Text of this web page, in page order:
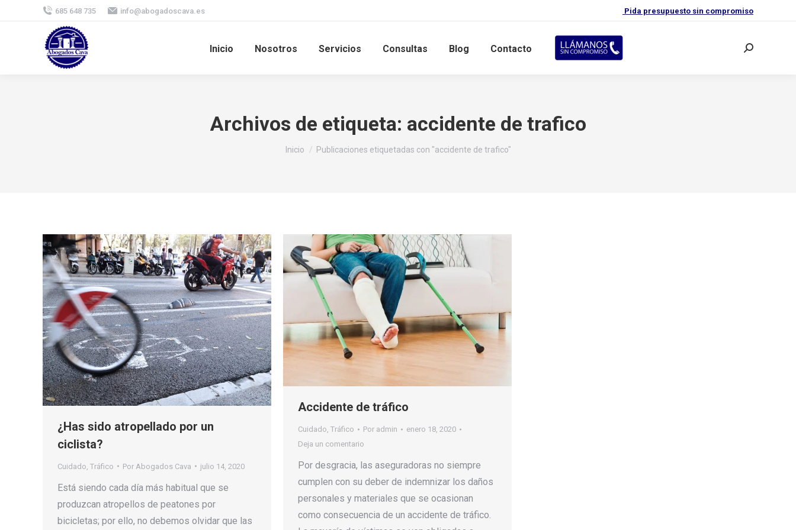
685 648 735 info@abogadoscava.es Pida presupuesto sin compromiso
Inicio Nosotros Servicios Consultas Blog Contacto Buscar:
Archivos de etiqueta: accidente de trafico
Estás aquí:
Inicio Publicaciones etiquetadas con "accidente de trafico"
¿Has sido atropellado por un
ciclista?
Cuidado Tráfico Por Abogados Cava julio 14, 2020
Está siendo cada día más habitual que se
produzcan atropellos de peatones por
bicicletas; por ello, no debemos olvidar que las
Accidente de tráfico
Cuidado, Tráfico Por admin
enero 18, 2020
Deja un comentario
Por desgracia, las aseguradoras no siempre
cumplen con su deber de indemnizar los daños
personales y materiales que se ocasionan
como consecuencia de un accidente de tráfico.